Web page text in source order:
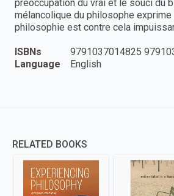
préoccupation du vrai et le souci du
mélancolique du philosophe
philosophie est contre cela
ISBNs
9791037014825
Language
English
RELATED BOOKS